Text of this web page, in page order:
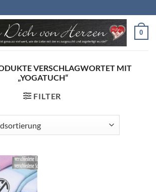
0
VERSCHLAGWORTET MIT
„YOGATUCH“
FILTER